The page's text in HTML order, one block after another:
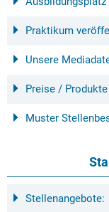
Praktikum
Unsere
Preise / Produkte
Muster
Stellenangebote: